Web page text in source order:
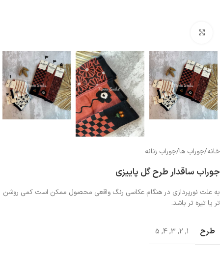
خانه/جوراب ها/جوراب زنانه
جوراب ساقدار طرح گل پاییزی
به علت نورپردازی در هنگام عکاسی رنگ واقعی محصول ممکن است کمی روشن
تر یا تیره تر باشد.
طرح 1
,
2
,
3
,
4
,
5